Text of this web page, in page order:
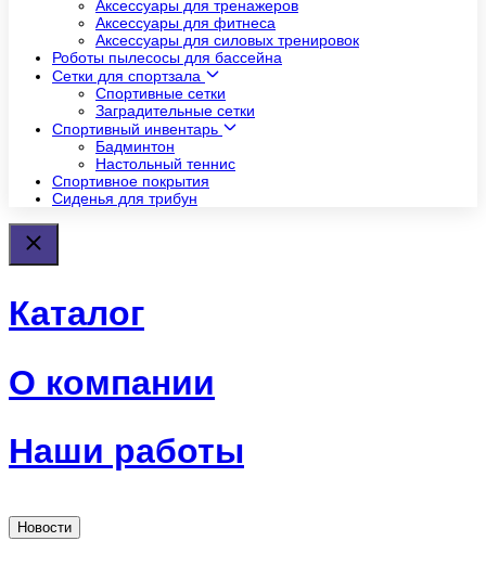
Аксессуары для тренажеров
Аксессуары для фитнеса
Аксессуары для силовых тренировок
Роботы пылесосы для бассейна
Сетки для спортзала
Спортивные сетки
Заградительные сетки
Спортивный инвентарь
Бадминтон
Настольный теннис
Спортивное покрытия
Сиденья для трибун
Каталог
О компании
Наши работы
Новости